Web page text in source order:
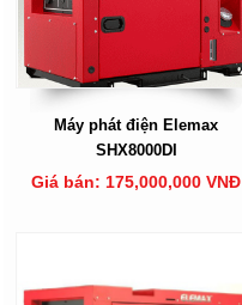
Máy phát điện Elemax
SHX8000DI
Giá bán: 175,000,000 VNĐ